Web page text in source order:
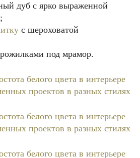
дуб с ярко выраженной
с шероховатой
под мрамор.